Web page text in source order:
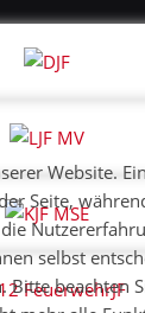
Website.
Seite,
selbst
Bitte beachten